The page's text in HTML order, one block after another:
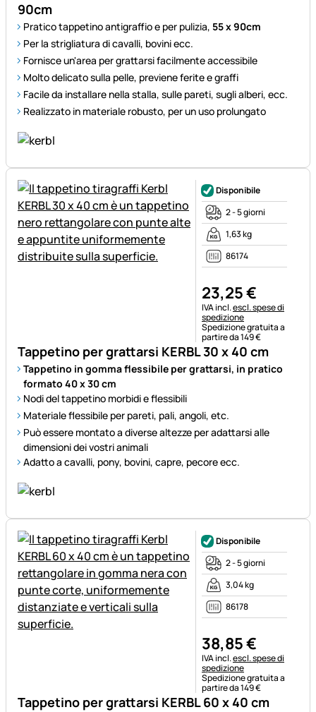
90cm
Pratico tappetino antigraffio e per pulizia, 55 x 90cm
Per la strigliatura di cavalli, bovini ecc.
Fornisce un'area per grattarsi facilmente accessibile
Molto delicato sulla pelle, previene ferite e graffi
Facile da installare nella stalla, sulle pareti, sugli alberi, ecc.
Realizzato in materiale robusto, per un uso prolungato
Tappetino per grattarsi KERBL 30 x 40 cm
Tappetino in gomma flessibile per grattarsi, in pratico
formato 40 x 30 cm
Nodi del tappetino morbidi e flessibili
Materiale flessibile per pareti, pali, angoli, etc.
Può essere montato a diverse altezze per adattarsi alle
dimensioni dei vostri animali
Adatto a cavalli, pony, bovini, capre, pecore ecc.
Disponibile
2 - 5 giorni
1,63 kg
86174
23,25€
Informazioni fiscali:
IVA incl.escl. spese di
spedizione
Spedizione gratuita a
partire da 149 €
Tappetino per grattarsi KERBL 60 x 40 cm
Disponibile
2 - 5 giorni
3,04 kg
86178
38,85€
Informazioni fiscali:
IVA incl.escl. spese di
spedizione
Spedizione gratuita a
partire da 149 €